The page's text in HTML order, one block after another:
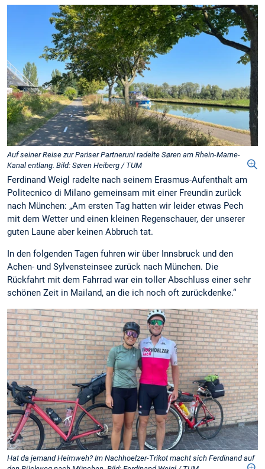
Auf seiner Reise zur Pariser Partneruni radelte Søren am Rhein-Marne-
Kanal entlang. Bild: Søren Heiberg / TUM
Ferdinand Weigl radelte nach seinem Erasmus-Aufenthalt am
Politecnico di Milano gemeinsam mit einer Freundin zurück
nach München: „Am ersten Tag hatten wir leider etwas Pech
mit dem Wetter und einen kleinen Regenschauer, der unserer
guten Laune aber keinen Abbruch tat.
In den folgenden Tagen fuhren wir über Innsbruck und den
Achen- und Sylvensteinsee zurück nach München. Die
Rückfahrt mit dem Fahrrad war ein toller Abschluss einer sehr
schönen Zeit in Mailand, an die ich noch oft zurückdenke.“
Hat da jemand Heimweh? Im Nachhoelzer-Trikot macht sich Ferdinand auf